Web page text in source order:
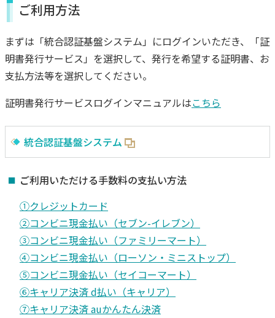
ご利用方法
まずは「統合認証基盤システム」にログインいただき、「証
明書発行サービス」を選択して、発行を希望する証明書、お
支払方法等を選択してください。
証明書発行サービスログインマニュアルはこちら
統合認証基盤システム
ご利用いただける手数料の支払い方法
①クレジットカード
②コンビニ現金払い（セブン-イレブン）
③コンビニ現金払い（ファミリーマート）
④コンビニ現金払い（ローソン・ミニストップ）
⑤コンビニ現金払い（セイコーマート）
⑥キャリア決済 d払い（キャリア）
⑦キャリア決済 auかんたん決済